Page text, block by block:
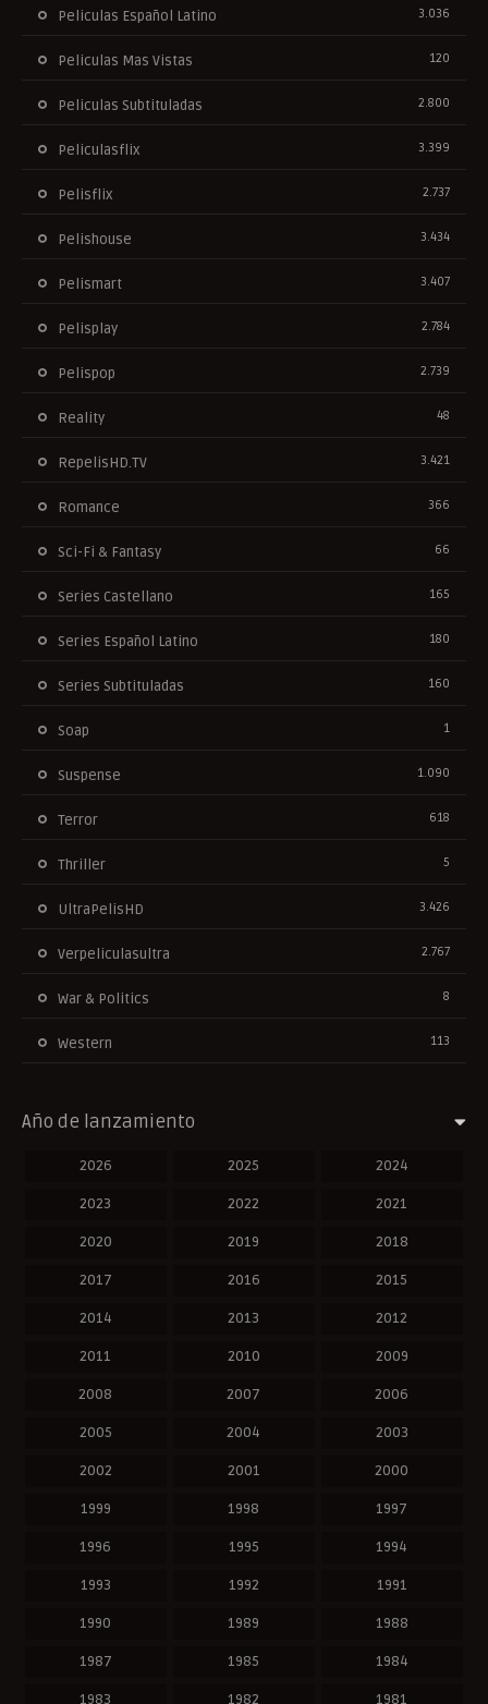
Peliculas Español Latino 3.036
Peliculas Mas Vistas 120
Peliculas Subtituladas 2.800
Peliculasflix 3.399
Pelisflix 2.737
Pelishouse 3.434
Pelismart 3.407
Pelisplay 2.784
Pelispop 2.739
Reality 48
RepelisHD.TV 3.421
Romance 366
Sci-Fi & Fantasy 66
Series Castellano 165
Series Español Latino 180
Series Subtituladas 160
Soap 1
Suspense 1.090
Terror 618
Thriller 5
UltraPelisHD 3.426
Verpeliculasultra 2.767
War & Politics 8
Western 113
Año de lanzamiento
2026 2025 2024
2023 2022 2021
2020 2019 2018
2017 2016 2015
2014 2013 2012
2011 2010 2009
2008 2007 2006
2005 2004 2003
2002 2001 2000
1999 1998 1997
1996 1995 1994
1993 1992 1991
1990 1989 1988
1987 1985 1984
1983 1982 1981